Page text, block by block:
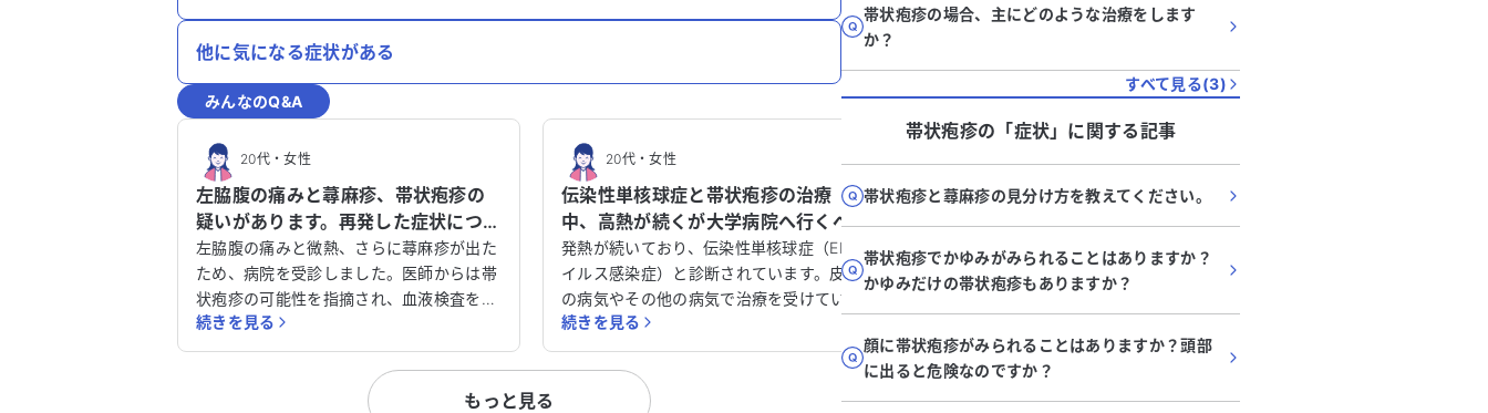
他に気になる症状がある
みんなのQ&A
20代・女性
左脇腹の痛みと蕁麻疹、帯状疱疹の
疑いがあります。再発した症状につい
て相談させてください。
左脇腹の痛みと微熱、さらに蕁麻疹が出た
ため、病院を受診しました。医師からは帯
状疱疹の可能性を指摘され、血液検査を受
け、お薬を処方されました。一時的に症状
は治まりましたが、再び左脇腹の痛みと倦
怠感が現れ、歩くのもつらい状況です。病
院からは1週間後に再診するよう指示され
続きを見る
20代・女性
伝染性単核球症と帯状疱疹の治療
中、高熱が続くが大学病院へ行くべ
きでしょうか？
発熱が続いており、伝染性単核球症（EBウ
イルス感染症）と診断されています。皮膚
の病気やその他の病気で治療を受けている
中、抗菌薬を内服したところ全身に薬疹が
出て入院治療を受けました。EBウイルスの
症状が確認され、一カ月の入院後、退院予
定でしたが、右腰から膝にかけて水疱状の
続きを見る
左脇背部の軽い痛みがあります。様子
見してもよいでしょうか？
3日前から右上腹部の痛みが突然でてきま
した。立ち上がったり、身体を動かしたり
せるほど限られています。昨日、消化器内
科でエコー検査を受けましたが、特に異常
は見つかりませんでした。明日は泌尿器科
もっと見る
帯状疱疹の場合、主にどのような治療をします
か？
すべて見る(3)
帯状疱疹の「症状」に関する記事
帯状疱疹と蕁麻疹の見分け方を教えてください。
帯状疱疹でかゆみがみられることはありますか？
かゆみだけの帯状疱疹もありますか？
顔に帯状疱疹がみられることはありますか？頭部
に出ると危険なのですか？